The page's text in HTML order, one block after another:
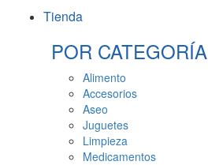
Tienda
POR CATEGORÍA
Alimento
Accesorios
Aseo
Juguetes
Limpieza
Medicamentos